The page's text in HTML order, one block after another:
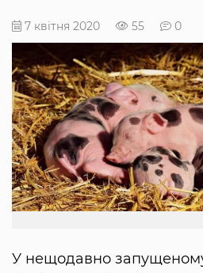
7 квітня 2020 55 0
У нещодавно